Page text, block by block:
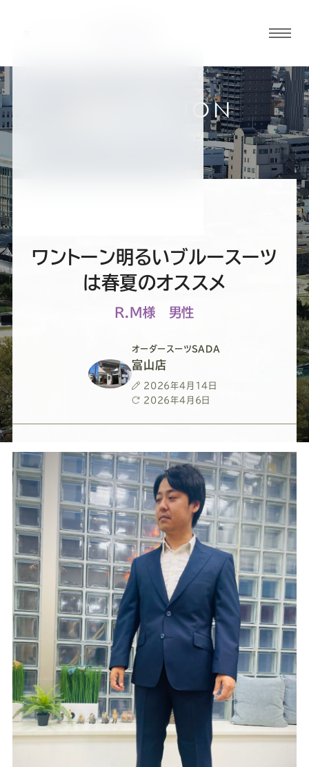
ルメ
ニュ
ーボ
タン
ツ
SADA
の
公
式
Youtube
ダ
ー
ツ
SADA
の
公
式
Facebook
ダ
ー
ス
ー
ツ
SADA
の
公
式
Twitter
ダ
ー
ス
ー
ツ
SADA
の
公
式
Instagram
ダ
ー
ス
ー
ツ
SADA
の
公
式
LINE
COLLECTION
お客様スーツコレクション
ワントーン明るいブルースーツ
は春夏のオススメ
R.M様 男性
オーダースーツSADA
富山店
投
稿
2026年4月14日
最
日
2026年4月6日